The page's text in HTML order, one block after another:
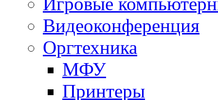
Видеоконференция
Оргтехника
МФУ
Принтеры